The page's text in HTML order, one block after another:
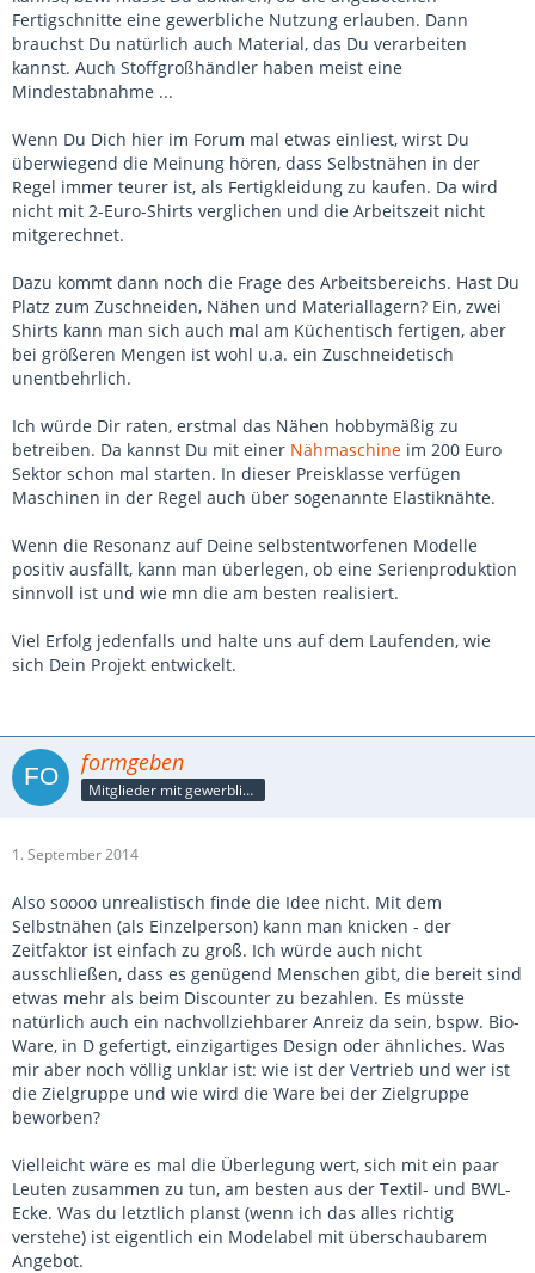
Fertigschnitte eine gewerbliche Nutzung erlauben. Dann
brauchst Du natürlich auch Material, das Du verarbeiten
kannst. Auch Stoffgroßhändler haben meist eine
Mindestabnahme ...
Wenn Du Dich hier im Forum mal etwas einliest, wirst Du
überwiegend die Meinung hören, dass Selbstnähen in der
Regel immer teurer ist, als Fertigkleidung zu kaufen. Da wird
nicht mit 2-Euro-Shirts verglichen und die Arbeitszeit nicht
mitgerechnet.
Dazu kommt dann noch die Frage des Arbeitsbereichs. Hast Du
Platz zum Zuschneiden, Nähen und Materiallagern? Ein, zwei
Shirts kann man sich auch mal am Küchentisch fertigen, aber
bei größeren Mengen ist wohl u.a. ein Zuschneidetisch
unentbehrlich.
Ich würde Dir raten, erstmal das Nähen hobbymäßig zu
betreiben. Da kannst Du mit einer Nähmaschine im 200 Euro
Sektor schon mal starten. In dieser Preisklasse verfügen
Maschinen in der Regel auch über sogenannte Elastiknähte.
Wenn die Resonanz auf Deine selbstentworfenen Modelle
positiv ausfällt, kann man überlegen, ob eine Serienproduktion
sinnvoll ist und wie mn die am besten realisiert.
Viel Erfolg jedenfalls und halte uns auf dem Laufenden, wie
sich Dein Projekt entwickelt.
formgeben
Mitglieder mit gewerblicher Verbindung, auch als Mitarbeiter/in
1. September 2014
Also soooo unrealistisch finde die Idee nicht. Mit dem
Selbstnähen (als Einzelperson) kann man knicken - der
Zeitfaktor ist einfach zu groß. Ich würde auch nicht
ausschließen, dass es genügend Menschen gibt, die bereit sind
etwas mehr als beim Discounter zu bezahlen. Es müsste
natürlich auch ein nachvollziehbarer Anreiz da sein, bspw. Bio-
Ware, in D gefertigt, einzigartiges Design oder ähnliches. Was
mir aber noch völlig unklar ist: wie ist der Vertrieb und wer ist
die Zielgruppe und wie wird die Ware bei der Zielgruppe
beworben?
Vielleicht wäre es mal die Überlegung wert, sich mit ein paar
Leuten zusammen zu tun, am besten aus der Textil- und BWL-
Ecke. Was du letztlich planst (wenn ich das alles richtig
verstehe) ist eigentlich ein Modelabel mit überschaubarem
Angebot.